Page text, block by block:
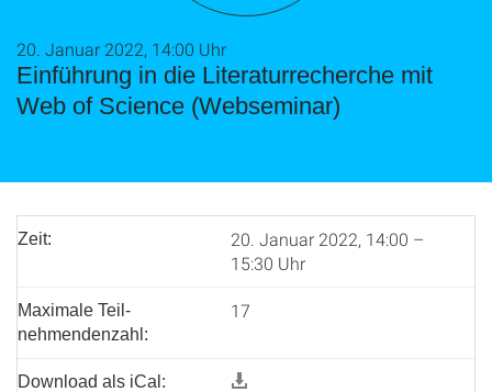
Einführung in die Literaturrecherche mit
Web of Science (Webseminar)
20. Januar 2022, 14:00 Uhr
Zeit:
20. Januar 2022, 14:00 –
15:30 Uhr
Maximale Teil­
nehmenden­zahl:
17
Download als iCal: